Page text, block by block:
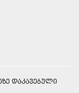
ᲓᲐᲙᲐᲕᲔᲑᲣᲚᲘ